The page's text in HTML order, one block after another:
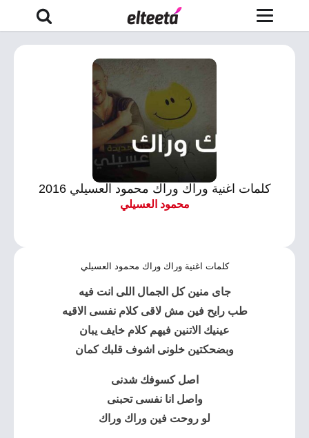
كلمات اغنية وراك وراك محمود العسيلي 2016
محمود العسيلي
كلمات اغنية وراك وراك محمود العسيلي
جاى منين كل الجمال اللى انت فيه
طب رايح فين مش لاقى كلام نفسى الاقيه
عينيك الاتنين فيهم كلام خايف يبان
وبضحكتين خلونى اشوف قلبك كمان
اصل كسوفك شدنى
واصل انا نفسى تحبنى
لو روحت فين وراك وراك